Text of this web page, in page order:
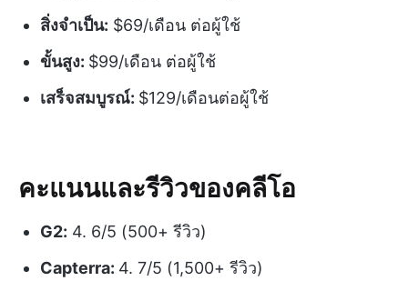
สิ่งจำเป็น: $69/เดือน ต่อผู้ใช้
ขั้นสูง: $99/เดือน ต่อผู้ใช้
เสร็จสมบูรณ์: $129/เดือนต่อผู้ใช้
คะแนนและรีวิวของคลีโอ
G2: 4. 6/5 (500+ รีวิว)
Capterra: 4. 7/5 (1,500+ รีวิว)